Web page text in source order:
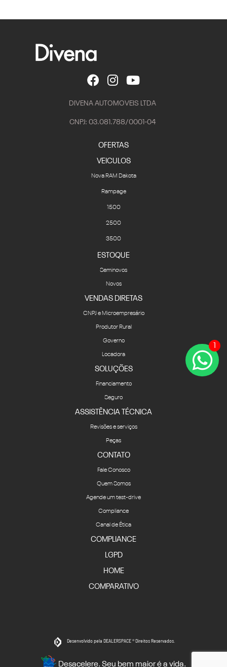
DIVENA AUTOMOVEIS LTDA
CNPJ: 03.081.788/0001-04
OFERTAS
VEICULOS
Nova RAM Dakota
Rampage
1500
2500
3500
ESTOQUE
Seminovos
Novos
VENDAS DIRETAS
CNPJ e Microempresário
Produtor Rural
Governo
Locadora
SOLUÇÕES
Financiamento
Seguro
ASSISTÊNCIA TÉCNICA
Revisões e serviços
Peças
CONTATO
Fale Conosco
Quem Somos
Agende um test-drive
Compliance
Canal de Ética
COMPLIANCE
LGPD
HOME
COMPARATIVO
Desenvolvido pela DEALERSPACE ® Direitos Reservados.
Desacelere. Seu bem maior é a vida.